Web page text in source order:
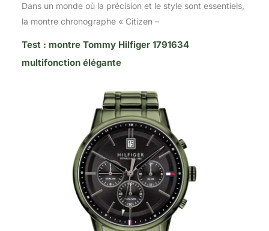
Dans un monde où la précision et le style sont essentiels,
la montre chronographe « Citizen –
Dans cette catégorie
Test : montre Tommy Hilfiger 1791634
multifonction élégante